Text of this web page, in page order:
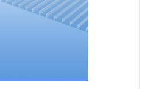
Profitieren Sie
Preis-Leistungs-Verhältnis für
– perfekt für Projekte, bei